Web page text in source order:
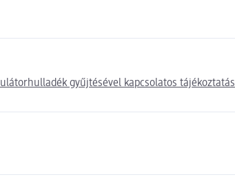
gyűjtésével kapcsolatos tájékoztatás